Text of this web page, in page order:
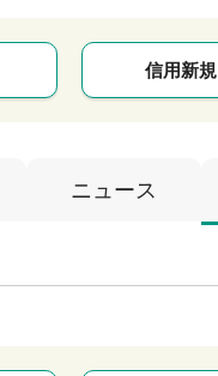
信用新規
ニュース